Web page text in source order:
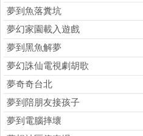
夢到魚落糞坑
夢幻家園載入遊戲
夢到黑魚解夢
夢幻誅仙電視劇胡歌
夢奇奇台北
夢到陪朋友接孩子
夢到電腦摔壞